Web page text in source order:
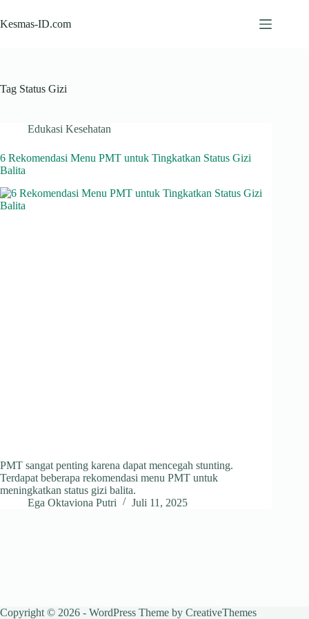
to
content
Kesmas-ID.com
Tag Status Gizi
Edukasi Kesehatan
6 Rekomendasi Menu PMT untuk Tingkatkan Status Gizi
Balita
PMT sangat penting karena dapat mencegah stunting.
Terdapat beberapa rekomendasi menu PMT untuk
meningkatkan status gizi balita.
Ega Oktaviona Putri
Juli 11, 2025
Copyright © 2026 - WordPress Theme by CreativeThemes